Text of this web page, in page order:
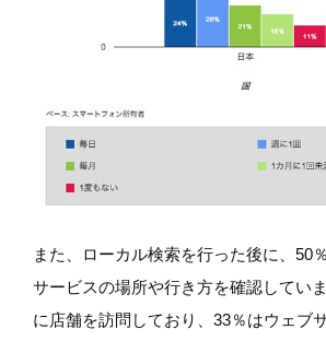
また、ローカル検索を行った後に、50
サービスの場所や行き方を確認してい
に店舗を訪問しており、33％はウェブ